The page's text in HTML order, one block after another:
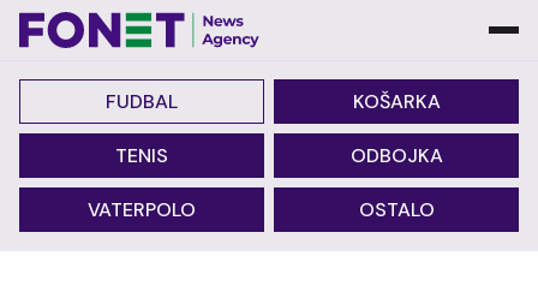
FUDBAL KOŠARKA
TENIS ODBOJKA
VATERPOLO OSTALO